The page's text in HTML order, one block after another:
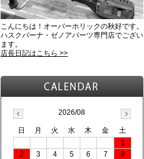
こんにちは！オーバーホリックの秋好です。
ハスクバーナ・ゼノアパーツ専門店でござい
ます。
店長日記はこちら >>
2026/08
日 月 火 水 木 金
土
1
2
3 4 5 6 7
8